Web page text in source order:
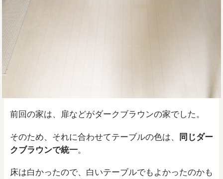
前回の家は、扉などがダークブラウンの家でした。
そのため、それに合わせてテーブルの色は、 同じダー
クブラウンで統一。
床は白かったので、白いテーブルでもよかったのかも